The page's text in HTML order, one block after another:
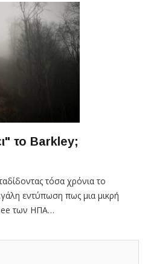
το Barkley;
τόσα χρόνια το
εντύπωση πως μια μικρή
των ΗΠΑ…